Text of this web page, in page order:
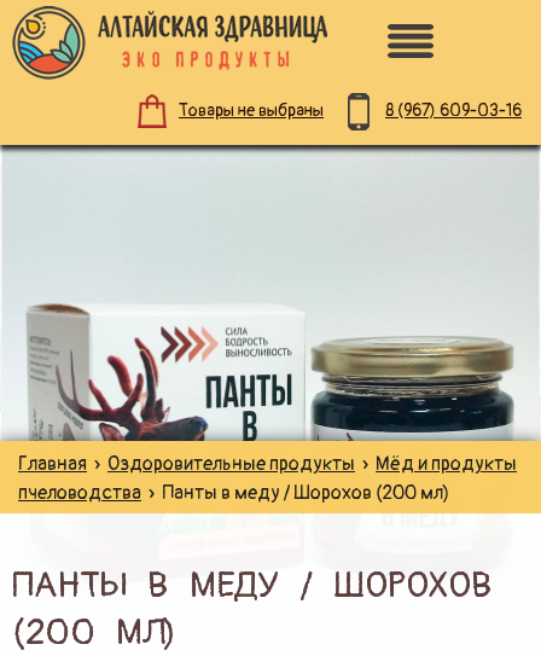
ПО НАЗНАЧЕНИЮ
ДЛЯ ЗДОРОВЬЯ
ДЛЯ ДЕТЕЙ
8 (967) 609-03-16
Товары не выбраны
Главная » Оздоровительные продукты » Мёд и продукты
пчеловодства » Панты в меду / Шорохов (200 мл)
ПАНТЫ В МЕДУ / ШОРОХОВ
(200 МЛ)